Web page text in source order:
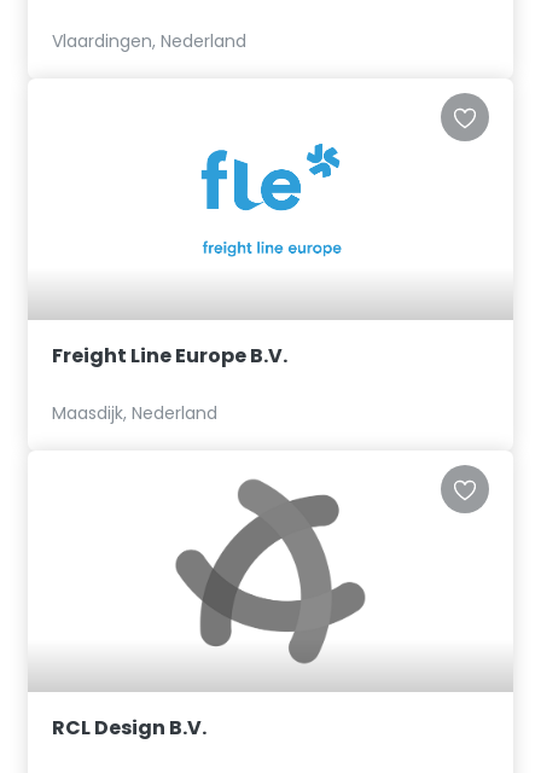
Vlaardingen, Nederland
Freight Line Europe B.V.
Maasdijk, Nederland
RCL Design B.V.